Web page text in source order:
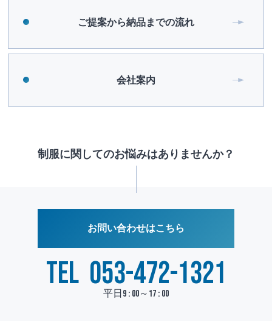
ご提案から納品までの流れ
会社案内
制服に関してのお悩みはありませんか？
お問い合わせはこちら
TEL 053-472-1321
平日9 : 00～17 : 00